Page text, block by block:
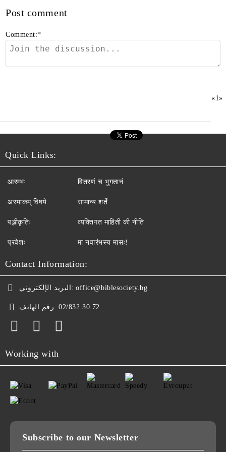
Post comment
Comment:*
«1»
Quick Links:
आरम्भः
अस्माकम् विषये
पञ्जीकृतिः
प्रवेशः
वितरणं च भुगतानं
सामान्य शर्ते
व्यक्तिगत माहिती की नीति
मा नवारंभस्य मासः!
Contact Information:
البريد الإلكتروني: office@biblesociety.bg
رقم الهاتف: 02/832 30 72
Working with
Subscribe to our Newsletter